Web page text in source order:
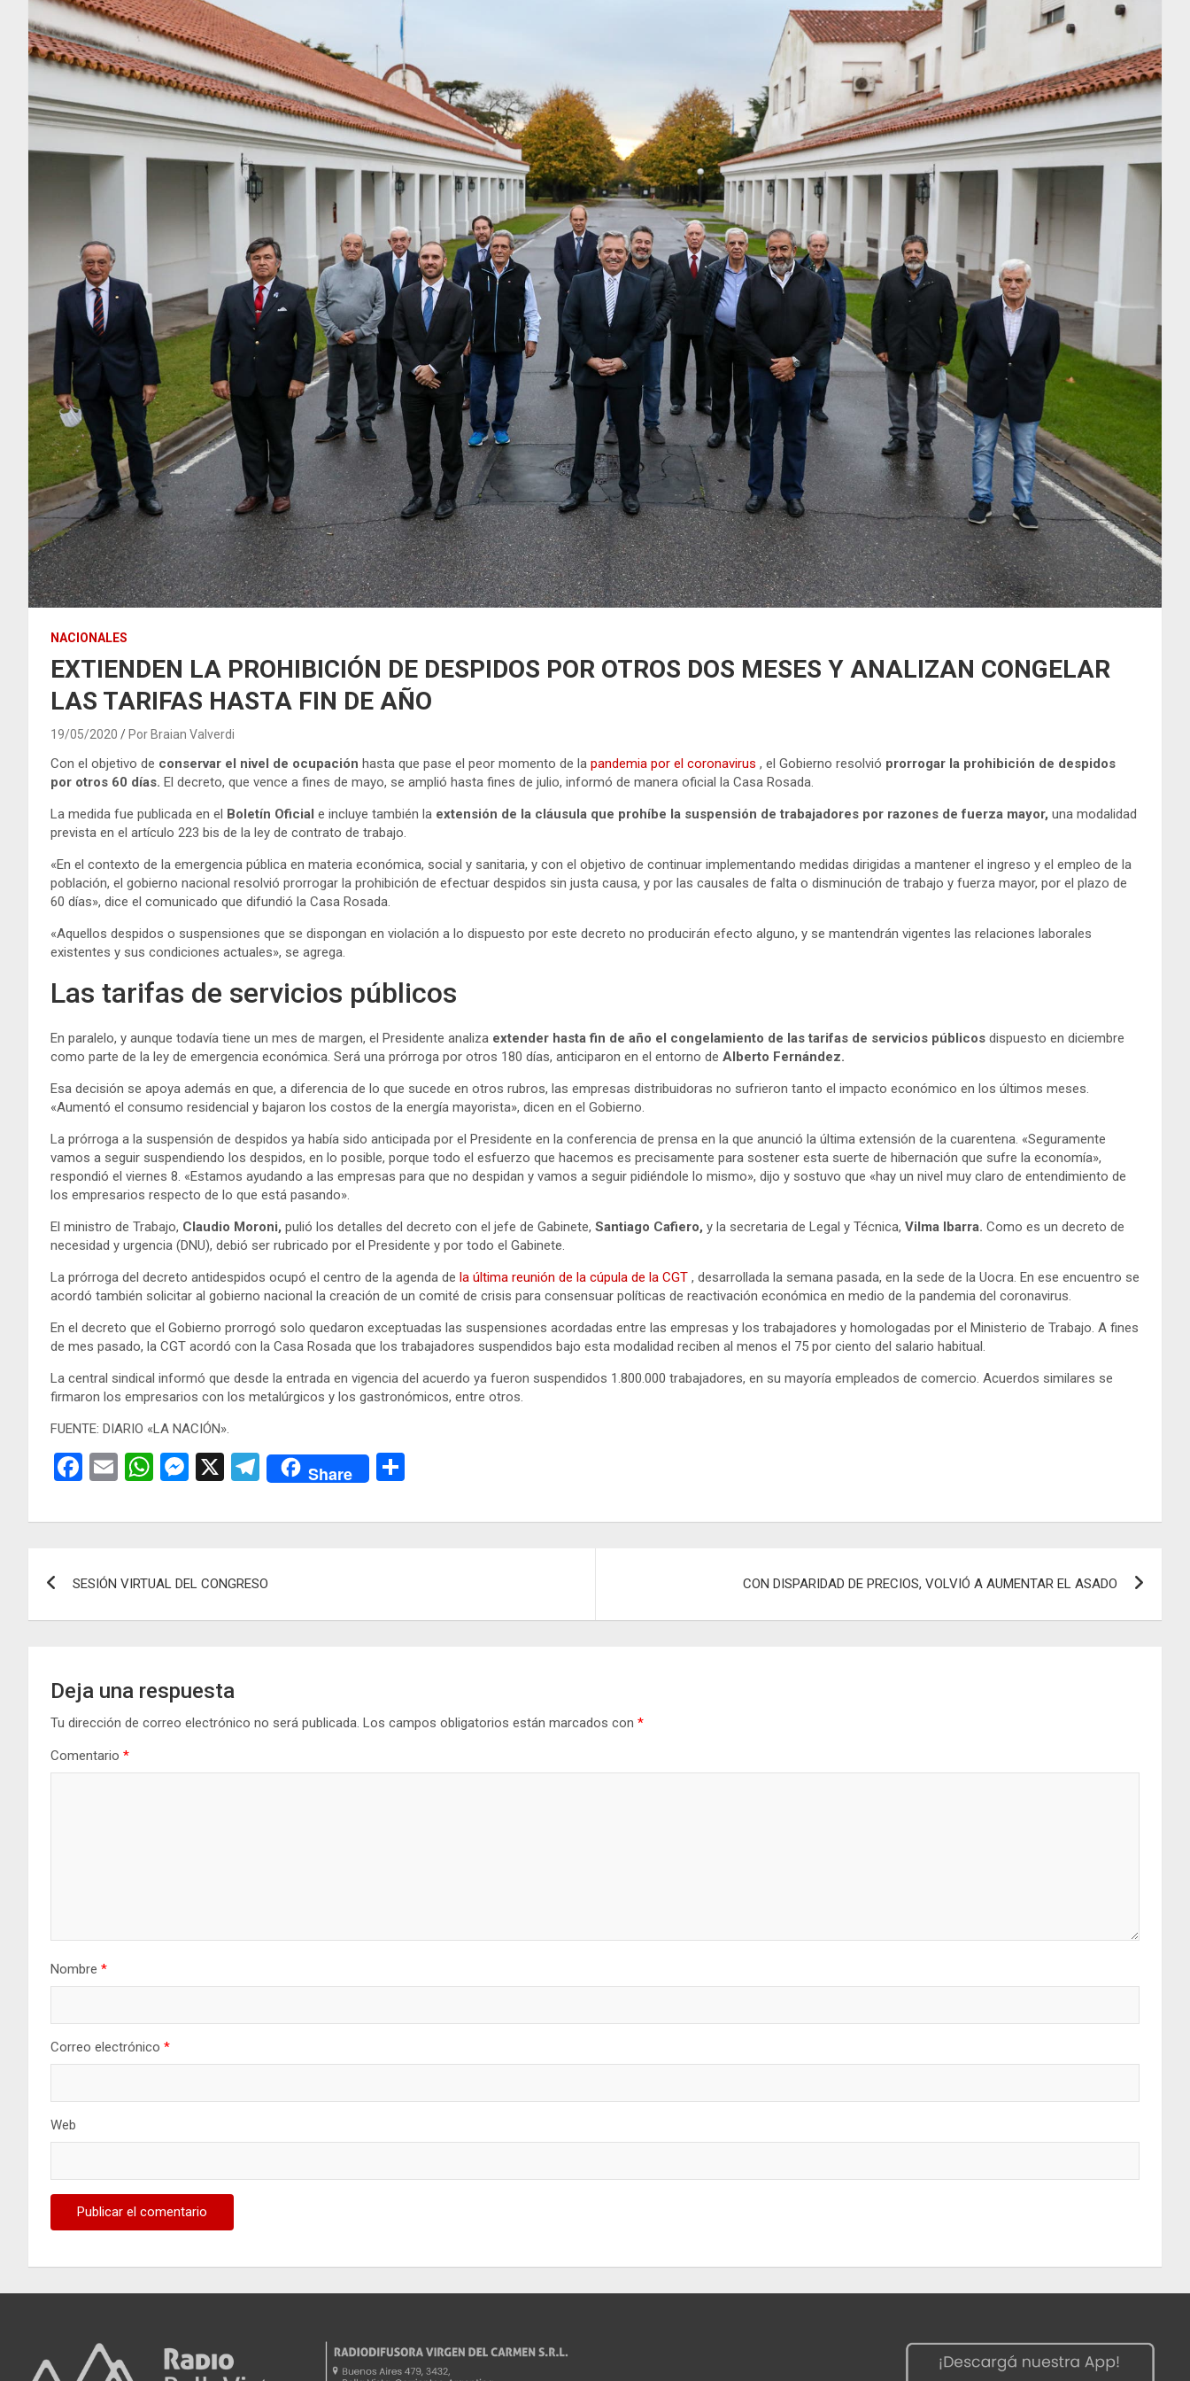
NACIONALES
EXTIENDEN LA PROHIBICIÓN DE DESPIDOS POR OTROS DOS MESES Y ANALIZAN CONGELAR
LAS TARIFAS HASTA FIN DE AÑO
19/05/2020 Por Braian Valverdi
Con el objetivo de conservar el nivel de ocupación hasta que pase el peor momento de la pandemia por el coronavirus , el Gobierno resolvió prorrogar la prohibición de despidos
por otros 60 días. El decreto, que vence a fines de mayo, se amplió hasta fines de julio, informó de manera oficial la Casa Rosada.
La medida fue publicada en el Boletín Oficial e incluye también la extensión de la cláusula que prohíbe la suspensión de trabajadores por razones de fuerza mayor, una modalidad
prevista en el artículo 223 bis de la ley de contrato de trabajo.
«En el contexto de la emergencia pública en materia económica, social y sanitaria, y con el objetivo de continuar implementando medidas dirigidas a mantener el ingreso y el empleo de la
población, el gobierno nacional resolvió prorrogar la prohibición de efectuar despidos sin justa causa, y por las causales de falta o disminución de trabajo y fuerza mayor, por el plazo de
60 días», dice el comunicado que difundió la Casa Rosada.
«Aquellos despidos o suspensiones que se dispongan en violación a lo dispuesto por este decreto no producirán efecto alguno, y se mantendrán vigentes las relaciones laborales
existentes y sus condiciones actuales», se agrega.
Las tarifas de servicios públicos
En paralelo, y aunque todavía tiene un mes de margen, el Presidente analiza extender hasta fin de año el congelamiento de las tarifas de servicios públicos dispuesto en diciembre
como parte de la ley de emergencia económica. Será una prórroga por otros 180 días, anticiparon en el entorno de Alberto Fernández.
Esa decisión se apoya además en que, a diferencia de lo que sucede en otros rubros, las empresas distribuidoras no sufrieron tanto el impacto económico en los últimos meses.
«Aumentó el consumo residencial y bajaron los costos de la energía mayorista», dicen en el Gobierno.
La prórroga a la suspensión de despidos ya había sido anticipada por el Presidente en la conferencia de prensa en la que anunció la última extensión de la cuarentena. «Seguramente
vamos a seguir suspendiendo los despidos, en lo posible, porque todo el esfuerzo que hacemos es precisamente para sostener esta suerte de hibernación que sufre la economía»,
respondió el viernes 8. «Estamos ayudando a las empresas para que no despidan y vamos a seguir pidiéndole lo mismo», dijo y sostuvo que «hay un nivel muy claro de entendimiento de
los empresarios respecto de lo que está pasando».
El ministro de Trabajo, Claudio Moroni, pulió los detalles del decreto con el jefe de Gabinete, Santiago Cafiero, y la secretaria de Legal y Técnica, Vilma Ibarra. Como es un decreto de
necesidad y urgencia (DNU), debió ser rubricado por el Presidente y por todo el Gabinete.
La prórroga del decreto antidespidos ocupó el centro de la agenda de la última reunión de la cúpula de la CGT , desarrollada la semana pasada, en la sede de la Uocra. En ese encuentro se
acordó también solicitar al gobierno nacional la creación de un comité de crisis para consensuar políticas de reactivación económica en medio de la pandemia del coronavirus.
En el decreto que el Gobierno prorrogó solo quedaron exceptuadas las suspensiones acordadas entre las empresas y los trabajadores y homologadas por el Ministerio de Trabajo. A fines
de mes pasado, la CGT acordó con la Casa Rosada que los trabajadores suspendidos bajo esta modalidad reciben al menos el 75 por ciento del salario habitual.
La central sindical informó que desde la entrada en vigencia del acuerdo ya fueron suspendidos 1.800.000 trabajadores, en su mayoría empleados de comercio. Acuerdos similares se
firmaron los empresarios con los metalúrgicos y los gastronómicos, entre otros.
FUENTE: DIARIO «LA NACIÓN».
F
ce
o
E
ail
W
at
A
M
se
g
X
T
e
a
Share
m
SESIÓN VIRTUAL DEL CONGRESO CON DISPARIDAD DE PRECIOS, VOLVIÓ A AUMENTAR EL ASADO
Deja una respuesta
Tu dirección de correo electrónico no será publicada. Los campos obligatorios están marcados con *
Comentario *
Nombre *
Correo electrónico *
Web